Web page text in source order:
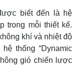
biết đến là hệ
trong mỗi thiết kế.
khí và nhiệt độ
thống “Dynamic
gió chiến lược